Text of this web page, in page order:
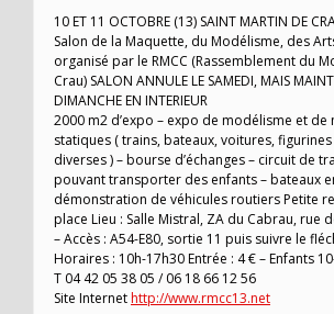
10 ET 11 OCTOBRE (13) SAINT MARTIN DE
Salon de la Maquette, du Modélisme, des
organisé par le RMCC (Rassemblement du
Crau) SALON ANNULE LE SAMEDI, MAIS
DIMANCHE EN INTERIEUR
2000 m2 d’expo – expo de modélisme et de
statiques ( trains, bateaux, voitures,
diverses ) – bourse d’échanges – circuit de
pouvant transporter des enfants – bateaux
démonstration de véhicules routiers Petite
place Lieu : Salle Mistral, ZA du Cabrau, rue
– Accès : A54-E80, sortie 11 puis suivre le
Horaires : 10h-17h30 Entrée : 4 € – Enfants
T 04 42 05 38 05 / 06 18 66 12 56
Site Internethttp://www.rmcc13.net